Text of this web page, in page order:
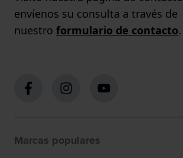
envíenos su consulta a través de
nuestro formulario de contacto.
Marcas populares